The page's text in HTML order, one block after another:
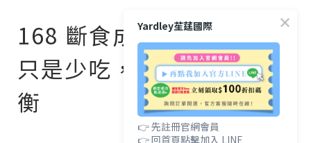
168 斷食成功的關鍵，不
只是少吃，而是吃得更均
衡
Yardley苼莛國際
👉 先註冊官網會員
👉 回首頁點擊加入 LINE